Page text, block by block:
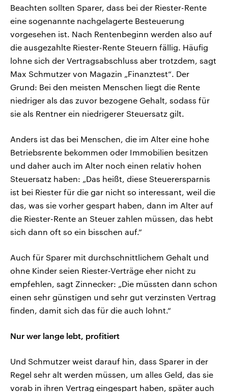
Beachten sollten Sparer, dass bei der Riester-Rente
eine sogenannte nachgelagerte Besteuerung
vorgesehen ist. Nach Rentenbeginn werden also auf
die ausgezahlte Riester-Rente Steuern fällig. Häufig
lohne sich der Vertragsabschluss aber trotzdem, sagt
Max Schmutzer von Magazin „Finanztest“. Der
Grund: Bei den meisten Menschen liegt die Rente
niedriger als das zuvor bezogene Gehalt, sodass für
sie als Rentner ein niedrigerer Steuersatz gilt.
Anders ist das bei Menschen, die im Alter eine hohe
Betriebsrente bekommen oder Immobilien besitzen
und daher auch im Alter noch einen relativ hohen
Steuersatz haben: „Das heißt, diese Steuerersparnis
ist bei Riester für die gar nicht so interessant, weil die
das, was sie vorher gespart haben, dann im Alter auf
die Riester-Rente an Steuer zahlen müssen, das hebt
sich dann oft so ein bisschen auf.“
Auch für Sparer mit durchschnittlichem Gehalt und
ohne Kinder seien Riester-Verträge eher nicht zu
empfehlen, sagt Zinnecker: „Die müssten dann schon
einen sehr günstigen und sehr gut verzinsten Vertrag
finden, damit sich das für die auch lohnt.“
Nur wer lange lebt, profitiert
Und Schmutzer weist darauf hin, dass Sparer in der
Regel sehr alt werden müssen, um alles Geld, das sie
vorab in ihren Vertrag eingespart haben, später auch